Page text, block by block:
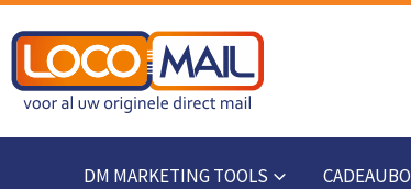
DM MARKETING TOOLS